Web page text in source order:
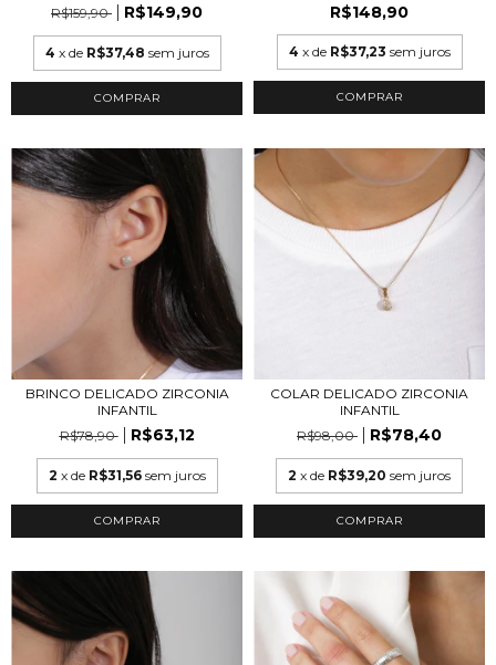
R$159,90
R$149,90
4 x de R$37,48 sem juros
COMPRAR
R$148,90
4 x de R$37,23 sem juros
COMPRAR
BRINCO DELICADO ZIRCONIA
INFANTIL
R$78,90
R$63,12
2 x de R$31,56 sem juros
COLAR DELICADO ZIRCONIA
INFANTIL
R$98,00
R$78,40
2 x de R$39,20 sem juros
COMPRAR